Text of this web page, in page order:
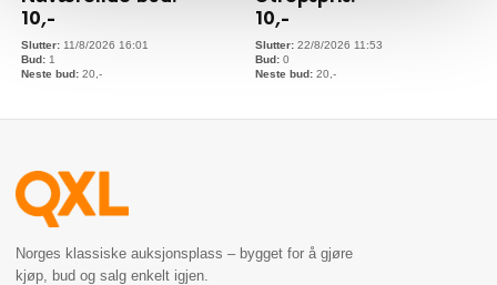
10,-
11/8/2026 16:01
1
20 ,-
10,-
22/8/2026 11:53
0
20 ,-
Norges klassiske auksjonsplass – bygget for å gjøre
kjøp, bud og salg enkelt igjen.